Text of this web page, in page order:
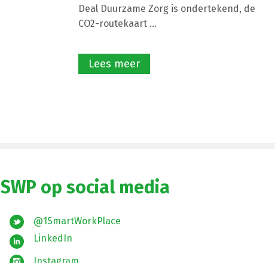
Deal Duurzame Zorg is ondertekend, de
CO2-routekaart ...
Lees meer
SWP op social media
@1SmartWorkPlace
LinkedIn